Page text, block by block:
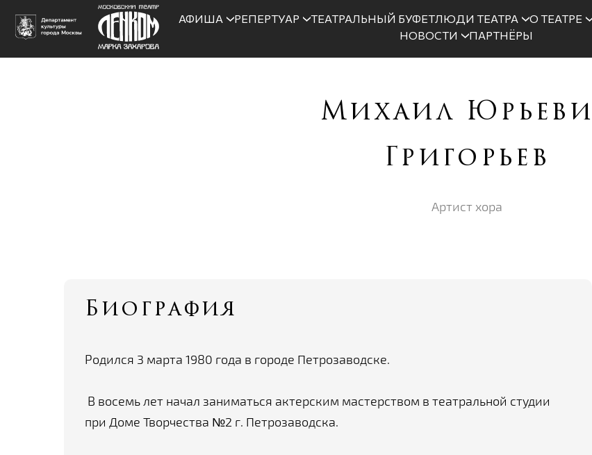
АФИША РЕПЕРТУАР ТЕАТРАЛЬНЫЙ БУФЕТЛЮДИ ТЕАТРА О ТЕАТРЕ
НОВОСТИ
ПАРТНЁРЫ
Михаил
Григорьев
Артист хора
Биография
Родился 3 марта 1980 года в городе Петрозаводске.
В восемь лет начал заниматься актерским мастерством в театральной студии
при Доме Творчества №2 г. Петрозаводска.